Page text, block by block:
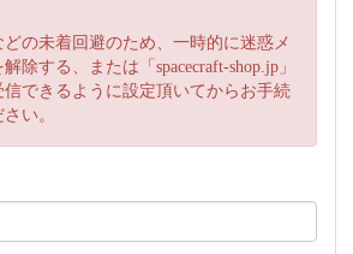
の未着回避のため、一時的に迷惑メ
除する、または「spacecraft-shop.jp」
できるように設定頂いてからお手続
い。